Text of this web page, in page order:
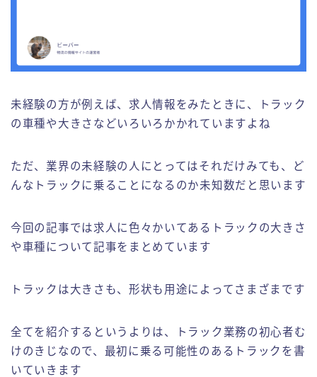
トラック業務の実務紹介
倉庫業務の実務紹介
お問い合わせ
未経験の方が例えば、求人情報をみたときに、トラック
の車種や大きさなどいろいろかかれていますよね
ただ、業界の未経験の人にとってはそれだけみても、ど
んなトラックに乗ることになるのか未知数だと思います
今回の記事では求人に色々かいてあるトラックの大きさ
や車種について記事をまとめています
トラックは大きさも、形状も用途によってさまざまです
全てを紹介するというよりは、トラック業務の初心者む
けのきじなので、最初に乗る可能性のあるトラックを書
いていきます